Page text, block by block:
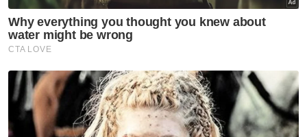
muafakat kita. Tidak mustahil muafakat ini
dapat menumbangkan BN sekali lagi,"
katanya.
Artikel Berkaitan:
PRK: Dewan Jubli Intan Sultan Ibrahim Johor Bahru,
Muar lokasi PPC
PRN: Senarai calon Perikatan Nasional di Selangor